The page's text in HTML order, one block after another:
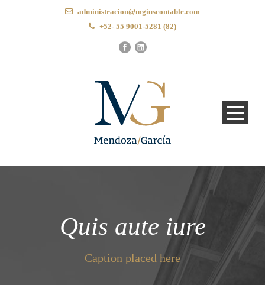
administracion@mgiuscontable.com
+52- 55 9001-5281 (82)
Quis aute iure
Caption placed here